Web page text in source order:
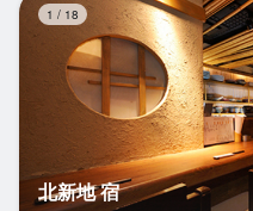
1 / 18
北新地 宿